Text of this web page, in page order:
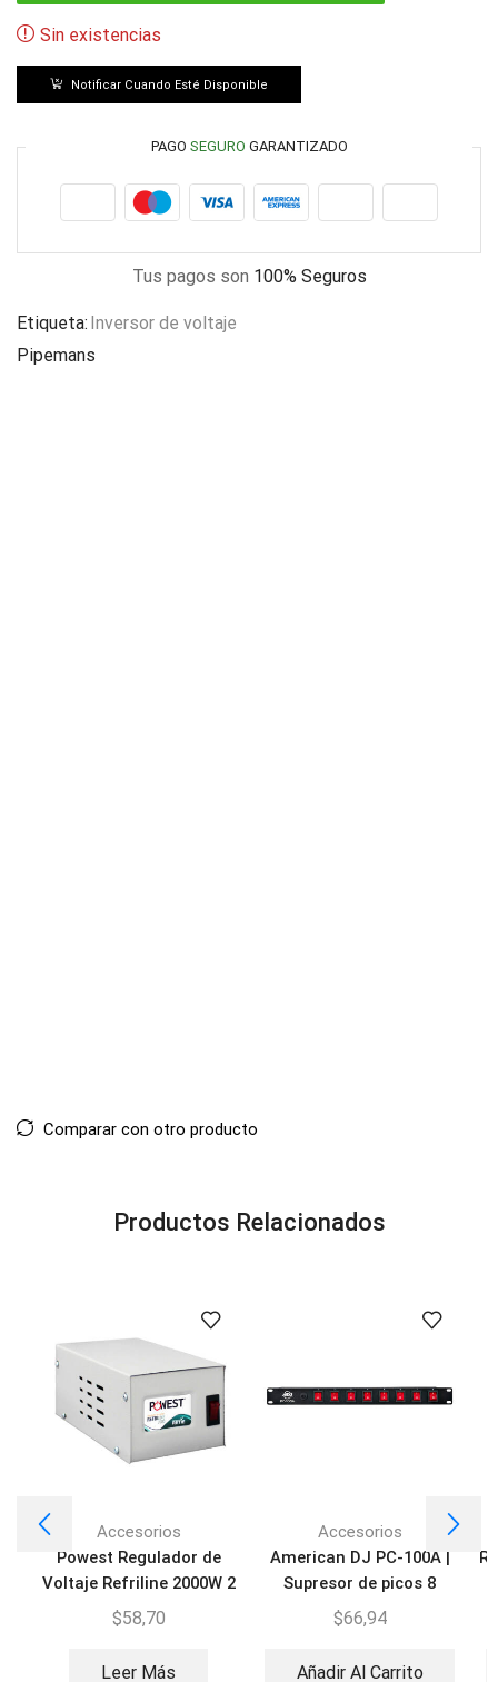
Sin existencias
Notificar Cuando Esté Disponible
PAGO SEGURO GARANTIZADO
Tus pagos son 100% Seguros
Etiqueta: Inversor de voltaje
Pipemans
Comparar con otro producto
Productos Relacionados
Accesorios
Powest Regulador de
Voltaje Refriline 2000W 2
Tomas
$58,70
Leer Más
Accesorios
American DJ PC-100A |
Supresor de picos 8
Tomas
$66,94
Añadir Al Carrito